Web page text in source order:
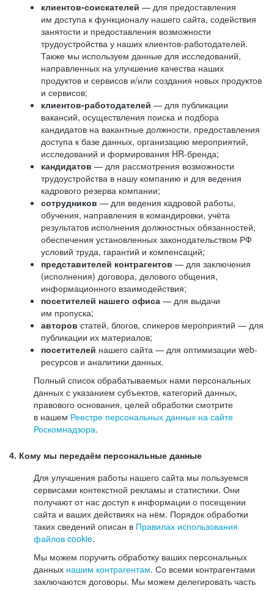
клиентов-соискателей — для предоставления
им доступа к функционалу нашего сайта, содействия
занятости и предоставления возможности
трудоустройства у наших клиентов-работодателей.
Также мы используем данные для исследований,
направленных на улучшение качества наших
продуктов и сервисов и/или создания новых продуктов
и сервисов;
клиентов-работодателей — для публикации
вакансий, осуществления поиска и подбора
кандидатов на вакантные должности, предоставления
доступа к базе данных, организацию мероприятий,
исследований и формирования HR-бренда;
кандидатов — для рассмотрения возможности
трудоустройства в нашу компанию и для ведения
кадрового резерва компании;
сотрудников — для ведения кадровой работы,
обучения, направления в командировки, учёта
результатов исполнения должностных обязанностей,
обеспечения установленных законодательством РФ
условий труда, гарантий и компенсаций;
представителей контрагентов — для заключения
(исполнения) договора, делового общения,
информационного взаимодействия;
посетителей нашего офиса — для выдачи
им пропуска;
авторов статей, блогов, спикеров мероприятий — для
публикации их материалов;
посетителей нашего сайта — для оптимизации web-
ресурсов и аналитики данных.
Полный список обрабатываемых нами персональных
данных с указанием субъектов, категорий данных,
правового основания, целей обработки смотрите
в нашем Реестре персональных данных на сайте
Роскомнадзора.
4. Кому мы передаём персональные данные
Для улучшения работы нашего сайта мы пользуемся
сервисами контекстной рекламы и статистики. Они
получают от нас доступ к информации о посещении
сайта и ваших действиях на нём. Порядок обработки
таких сведений описан в Правилах использования
файлов cookie.
Мы можем поручить обработку ваших персональных
данных нашим контрагентам. Со всеми контрагентами
заключаются договоры. Мы можем делегировать часть